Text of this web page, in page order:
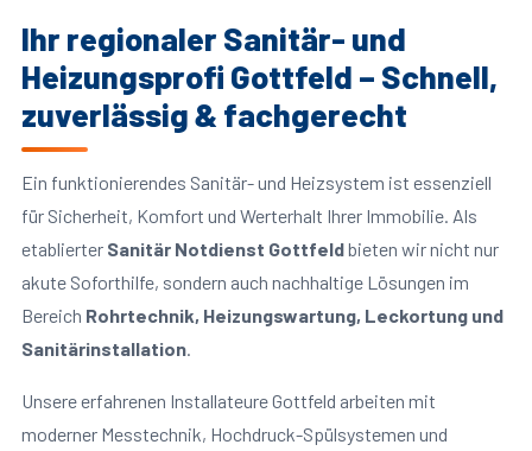
Ihr regionaler Sanitär- und
Heizungsprofi Gottfeld – Schnell,
zuverlässig & fachgerecht
Ein funktionierendes Sanitär- und Heizsystem ist essenziell
für Sicherheit, Komfort und Werterhalt Ihrer Immobilie. Als
etablierter Sanitär Notdienst Gottfeldbieten wir nicht nur
akute Soforthilfe, sondern auch nachhaltige Lösungen im
Bereich Rohrtechnik, Heizungswartung, Leckortung und
Sanitärinstallation.
Unsere erfahrenen Installateure Gottfeld arbeiten mit
moderner Messtechnik, Hochdruck-Spülsystemen und